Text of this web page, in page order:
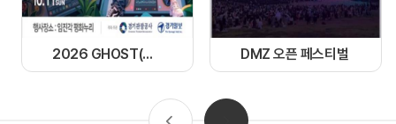
2026 GHOST(경기 한류 OST) 페스티벌 DMZ 오픈 페스티벌